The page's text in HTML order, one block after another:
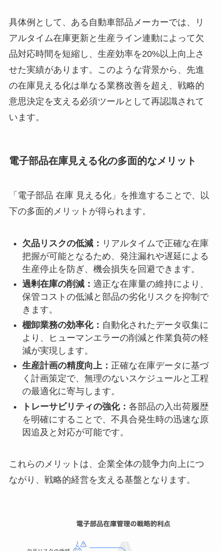
具体例として、ある自動車部品メーカーでは、リ
アルタイム在庫更新と生産ライン連動によって欠
品対応時間を短縮し、生産効率を20%以上向上さ
せた実績があります。このような背景から、先進
の在庫見える化は単なる業務改善を超え、戦略的
意思決定を支える必須ツールとして再認識されて
います。
電子部品在庫見える化の多面的なメリット
「電子部品 在庫 見える化」を推進することで、以
下の多面的メリットが得られます。
欠品リスクの低減： リアルタイムで正確な在庫
把握が可能となるため、発注漏れや遅延による
生産停止を防ぎ、機会損失を回避できます。
過剰在庫の削減： 適正な在庫量の維持により、
保管コストの低減と部品の劣化リスクを抑制で
きます。
棚卸業務の効率化： 自動化されたデータ収集に
より、ヒューマンエラーの削減と作業負荷の軽
減が実現します。
生産計画の精度向上： 正確な在庫データに基づ
く計画策定で、無理のないスケジュールと工程
の最適化に寄与します。
トレーサビリティの強化： 各部品の入出荷履歴
を明確にすることで、不具合発生時の迅速な原
因追及と対応が可能です。
これらのメリットは、企業全体の競争力向上につ
ながり、戦略的経営を支える基盤となります。